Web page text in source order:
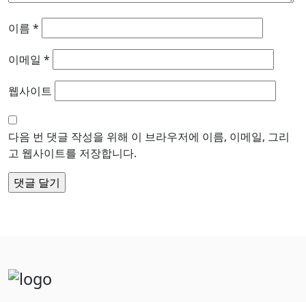
이름 *
이메일 *
웹사이트
다음 번 댓글 작성을 위해 이 브라우저에 이름, 이메일, 그리
고 웹사이트를 저장합니다.